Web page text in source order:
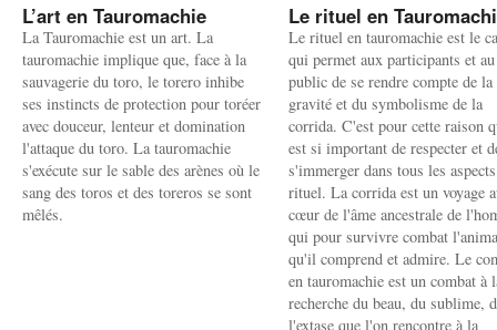
L’art en Tauromachie
La Tauromachie est un art. La
tauromachie implique que, face à la
sauvagerie du toro, le torero inhibe
ses instincts de protection pour toréer
avec douceur, lenteur et domination
l'attaque du toro. La tauromachie
s'exécute sur le sable des arènes où le
sang des toros et des toreros se sont
mêlés.
Le rituel en
Le rituel en tauromachie est le
qui permet aux participants et au
public de se rendre compte de la
gravité et du symbolisme de la
corrida. C'est pour cette raison
est si important de respecter et
s'immerger dans tous les
rituel. La corrida est un voyage
cœur de l'âme ancestrale de
qui pour survivre combat
qu'il comprend et admire. Le
en tauromachie est un combat à
recherche du beau, du sublime,
l'extase que l'on rencontre à la